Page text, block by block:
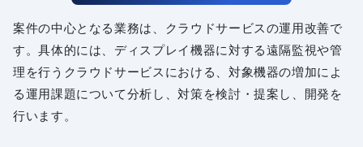
案件の中心となる業務は、クラウドサービスの運用改善で
す。具体的には、ディスプレイ機器に対する遠隔監視や管
理を行うクラウドサービスにおける、対象機器の増加によ
る運用課題について分析し、対策を検討・提案し、開発を
行います。